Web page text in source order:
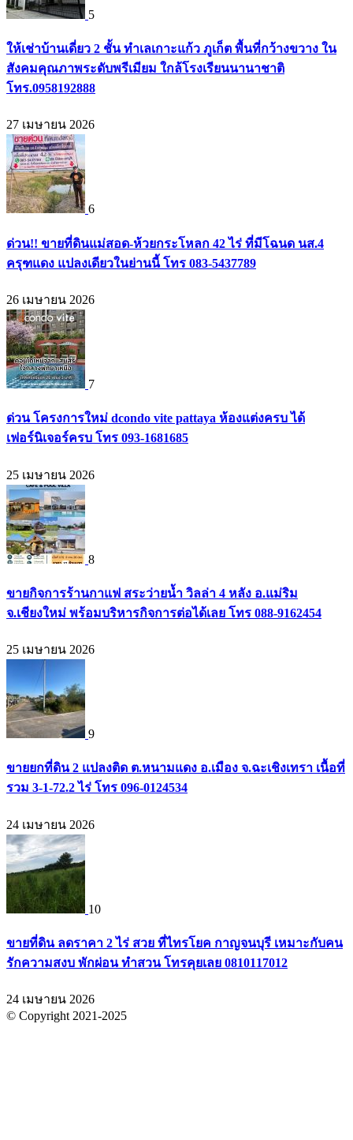
5
ให้เช่าบ้านเดี่ยว 2 ชั้น ทำเลเกาะแก้ว ภูเก็ต พื้นที่กว้างขวาง ใน
สังคมคุณภาพระดับพรีเมียม ใกล้โรงเรียนนานาชาติ
โทร.0958192888
27 เมษายน 2026
6
ด่วน!! ขายที่ดินแม่สอด-ห้วยกระโหลก 42 ไร่ ที่มีโฉนด นส.4
ครุฑแดง แปลงเดียวในย่านนี้ โทร 083-5437789
26 เมษายน 2026
7
ด่วน โครงการใหม่ dcondo vite pattaya ห้องแต่งครบ ได้
เฟอร์นิเจอร์ครบ โทร 093-1681685
25 เมษายน 2026
8
ขายกิจการร้านกาแฟ สระว่ายน้ำ วิลล่า 4 หลัง อ.แม่ริม
จ.เชียงใหม่ พร้อมบริหารกิจการต่อได้เลย โทร 088-9162454
25 เมษายน 2026
9
ขายยกที่ดิน 2 แปลงติด ต.หนามแดง อ.เมือง จ.ฉะเชิงเทรา เนื้อที่
รวม 3-1-72.2 ไร่ โทร 096-0124534
24 เมษายน 2026
10
ขายที่ดิน ลดราคา 2 ไร่ สวย ที่ไทรโยค กาญจนบุรี เหมาะกับคน
รักความสงบ พักผ่อน ทำสวน โทรคุยเลย 0810117012
24 เมษายน 2026
© Copyright 2021-2025